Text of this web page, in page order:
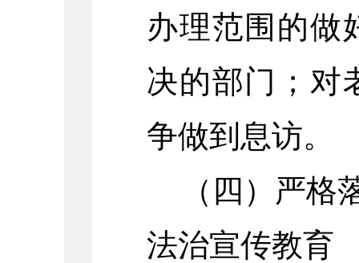
办理范围的做
决的部门；对
争做到息访。
（四）严
法治宣传教育